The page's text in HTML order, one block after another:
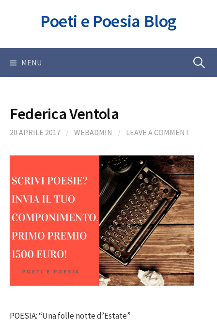
Poeti e Poesia Blog
MENU Ricerca
Federica Ventola
20 APRILE 2017 / WEBADMIN / LEAVE A COMMENT
POESIA: “Una folle notte d’Estate”